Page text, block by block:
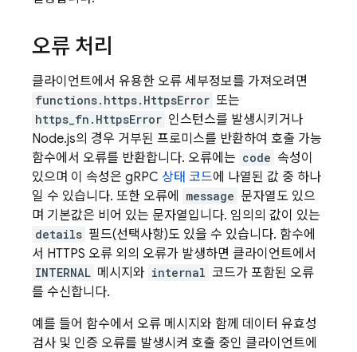
오류 처리
클라이언트에서 유용한 오류 세부정보를 가져오려면
functions.https.HttpsError 또는
https_fn.HttpsError 인스턴스를 발생시키거나
Node.js의 경우 거부된 프로미스를 반환하여 호출 가능
함수에서 오류를 반환합니다. 오류에는 code 속성이
있으며 이 속성은 gRPC 상태 코드에 나열된 값 중 하나
일 수 있습니다. 또한 오류에
message 문자열도 있으
며 기본값은 비어 있는 문자열입니다. 임의의 값이 있는
details 필드(선택사항)도 있을 수 있습니다. 함수에
서 HTTPS 오류 외의 오류가 발생하면 클라이언트에서
INTERNAL 메시지와 internal 코드가 포함된 오류
를 수신합니다.
예를 들어 함수에서 오류 메시지와 함께 데이터 유효성
검사 및 인증 오류를 발생시켜 호출 중인 클라이언트에